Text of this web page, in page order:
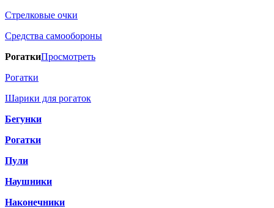
Стрелковые очки
Средства самообороны
РогаткиПросмотреть
Рогатки
Шарики для рогаток
Бегунки
Рогатки
Пули
Наушники
Наконечники